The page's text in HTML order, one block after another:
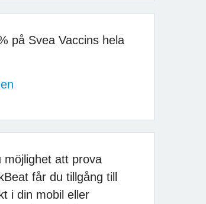
på Svea Vaccins hela
möjlighet att prova
får du tillgång till
i din mobil eller